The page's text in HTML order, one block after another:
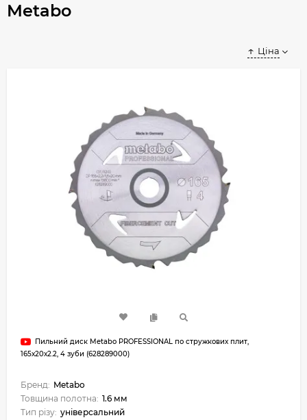
Metabo
Ціна
Пильний диск Metabo PROFESSIONAL по стружкових плит,
165х20х2.2, 4 зуби (628289000)
Бренд: Metabo
Товщина полотна: 1.6 мм
Тип різу: універсальний